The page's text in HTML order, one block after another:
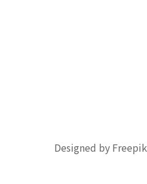
Designed by Freepik